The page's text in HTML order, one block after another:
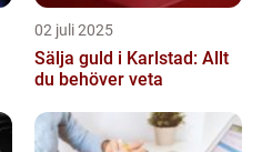
02 juli 2025
Sälja guld i Karlstad: Allt
du behöver veta